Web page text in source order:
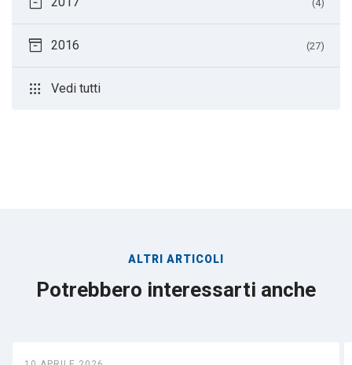
(4)
inventory_2 2016 (27)
apps Vedi tutti
ALTRI ARTICOLI
Potrebbero interessarti anche